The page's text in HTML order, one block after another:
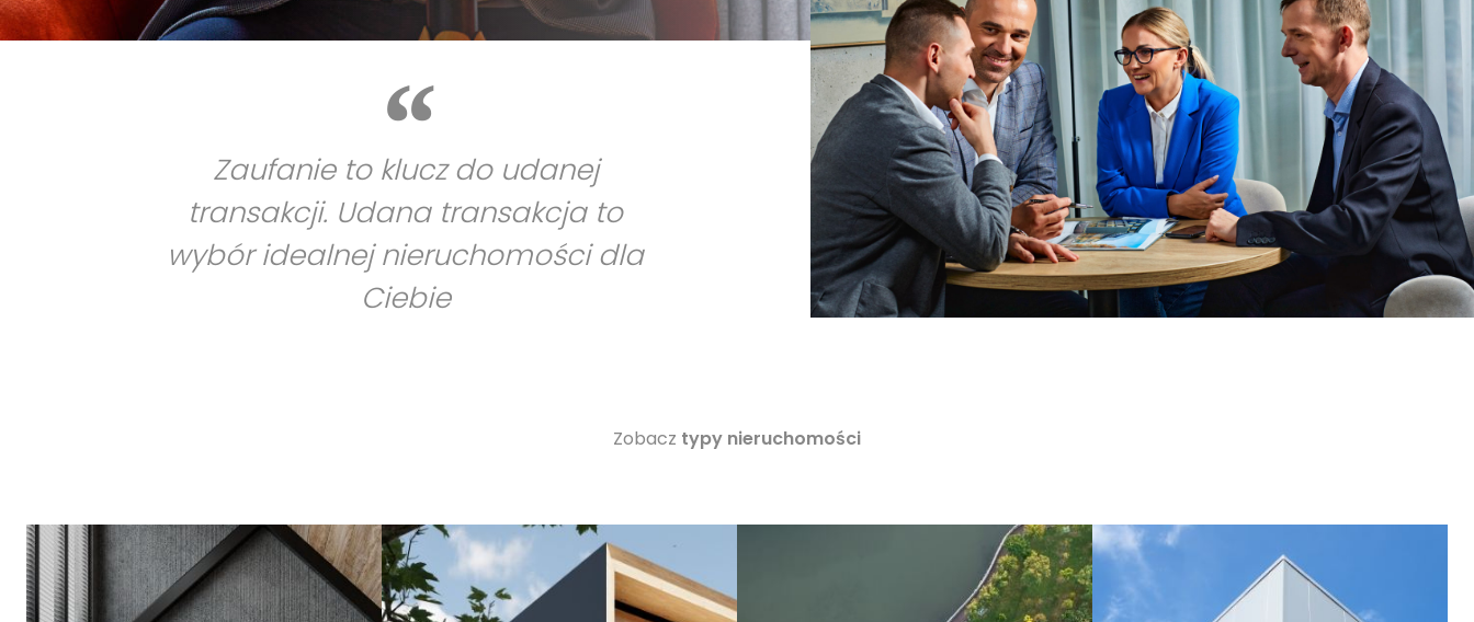
Zaufanie to klucz do udanej
transakcji. Udana transakcja to
wybór idealnej nieruchomości dla
Ciebie
Zobacz typy nieruchomości